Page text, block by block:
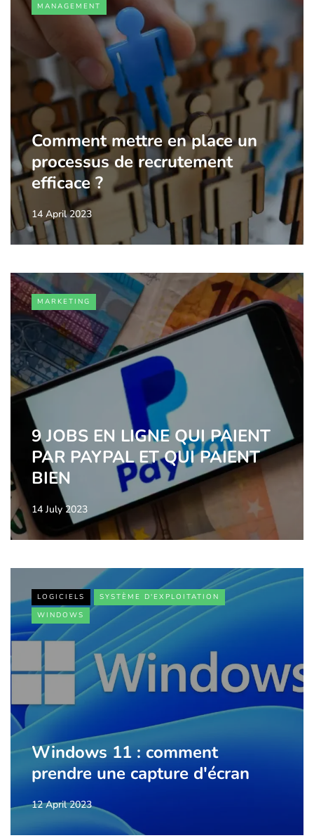
MANAGEMENT
Comment mettre en place un
processus de recrutement
efficace ?
14 April 2023
MARKETING
9 JOBS EN LIGNE QUI PAIENT
PAR PAYPAL ET QUI PAIENT
BIEN
14 July 2023
LOGICIELS
SYSTÈME D'EXPLOITATION
WINDOWS
Windows 11 : comment
prendre une capture d'écran
12 April 2023